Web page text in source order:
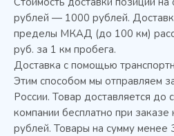
Колода
рублей — 1000 рублей.
пределы МКАД (до 100 км)
руб. за 1 км пробега.
Доставка с помощью
Этим способом мы отправляем
России. Товар доставляется до
компании бесплатно при заказе
рублей. Товары на сумму менее